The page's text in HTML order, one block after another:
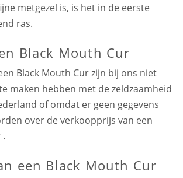
metgezel is, is het in de eerste
ras.
Black Mouth Cur
Black Mouth Cur zijn bij ons niet
maken hebben met de zeldzaamheid
of omdat er geen gegevens
over de verkoopprijs van een
een Black Mouth Cur